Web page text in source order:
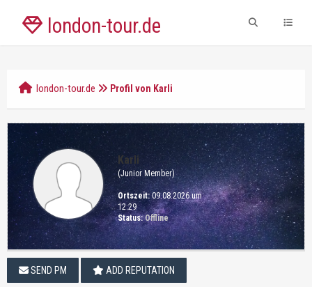
london-tour.de
london-tour.de Profil von Karli
Karli
(Junior Member)
Ortszeit:09.08.2026 um
12:29
Status: Offline
SEND PM ADD REPUTATION